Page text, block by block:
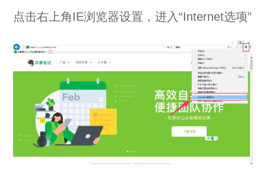
点击右上角IE浏览器设置，进入“Internet选项”